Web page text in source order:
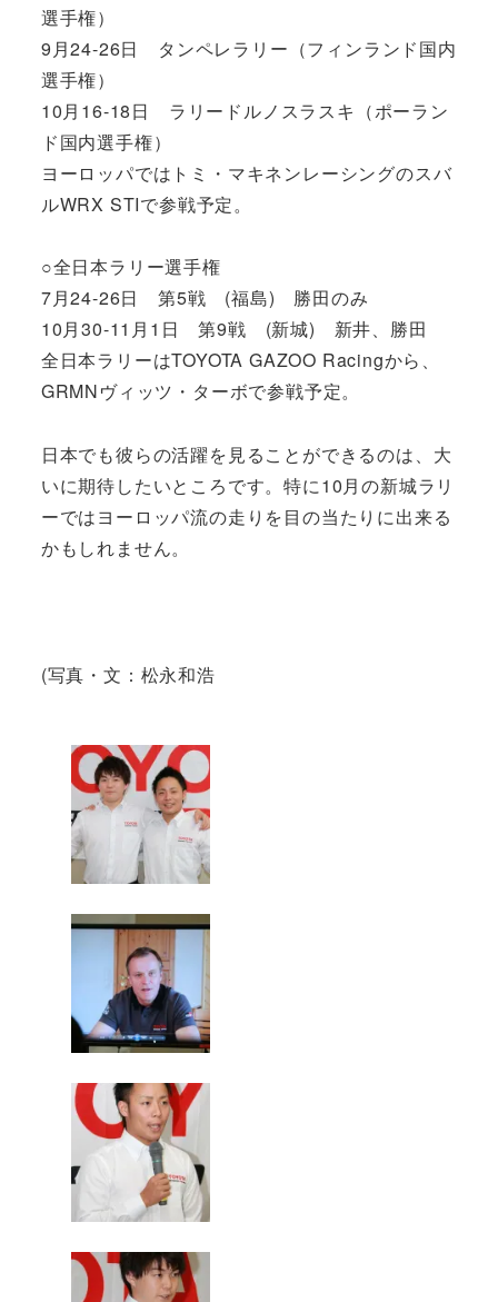
選手権）
9月24-26日 タンペレラリー（フィンランド国内
選手権）
10月16-18日 ラリードルノスラスキ（ポーラン
ド国内選手権）
ヨーロッパではトミ・マキネンレーシングのスバ
ルWRX STIで参戦予定。
○全日本ラリー選手権
7月24-26日 第5戦 (福島) 勝田のみ
10月30-11月1日 第9戦 (新城) 新井、勝田
全日本ラリーはTOYOTA GAZOO Racingから、
GRMNヴィッツ・ターボで参戦予定。
日本でも彼らの活躍を見ることができるのは、大
いに期待したいところです。特に10月の新城ラリ
ーではヨーロッパ流の走りを目の当たりに出来る
かもしれません。
(写真・文：松永和浩